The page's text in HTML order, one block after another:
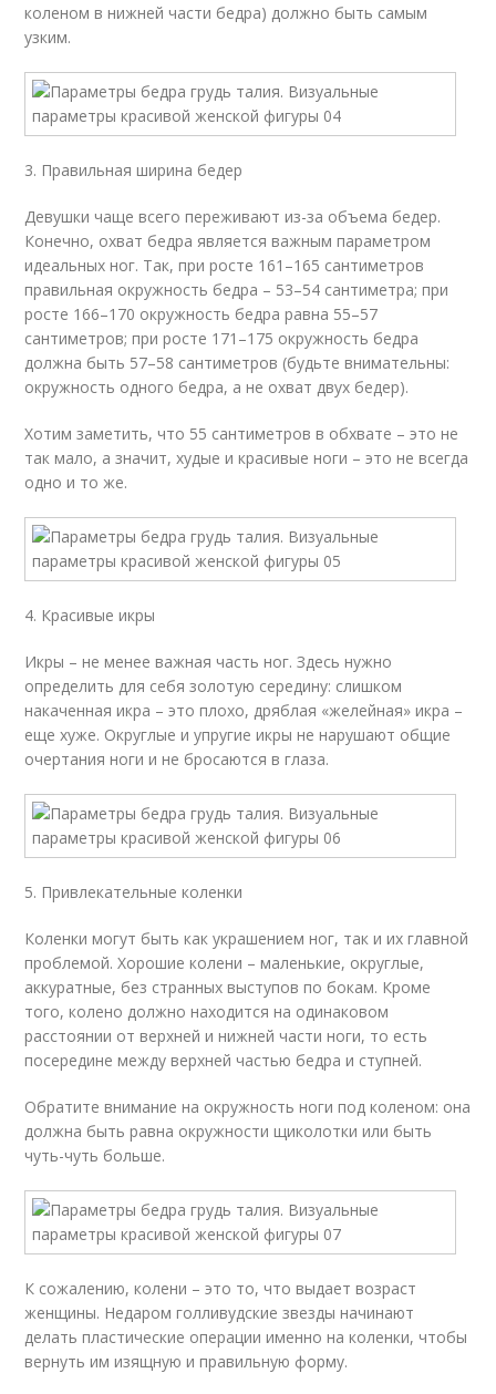
коленом в нижней части бедра) должно быть самым
узким.
3. Правильная ширина бедер
Девушки чаще всего переживают из-за объема бедер.
Конечно, охват бедра является важным параметром
идеальных ног. Так, при росте 161–165 сантиметров
правильная окружность бедра – 53–54 сантиметра; при
росте 166–170 окружность бедра равна 55–57
сантиметров; при росте 171–175 окружность бедра
должна быть 57–58 сантиметров (будьте внимательны:
окружность одного бедра, а не охват двух бедер).
Хотим заметить, что 55 сантиметров в обхвате – это не
так мало, а значит, худые и красивые ноги – это не всегда
одно и то же.
4. Красивые икры
Икры – не менее важная часть ног. Здесь нужно
определить для себя золотую середину: слишком
накаченная икра – это плохо, дряблая «желейная» икра –
еще хуже. Округлые и упругие икры не нарушают общие
очертания ноги и не бросаются в глаза.
5. Привлекательные коленки
Коленки могут быть как украшением ног, так и их главной
проблемой. Хорошие колени – маленькие, округлые,
аккуратные, без странных выступов по бокам. Кроме
того, колено должно находится на одинаковом
расстоянии от верхней и нижней части ноги, то есть
посередине между верхней частью бедра и ступней.
Обратите внимание на окружность ноги под коленом: она
должна быть равна окружности щиколотки или быть
чуть-чуть больше.
К сожалению, колени – это то, что выдает возраст
женщины. Недаром голливудские звезды начинают
делать пластические операции именно на коленки, чтобы
вернуть им изящную и правильную форму.